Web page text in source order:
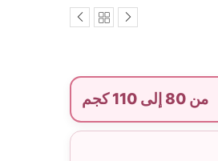
من 80 إلى 110 كجم